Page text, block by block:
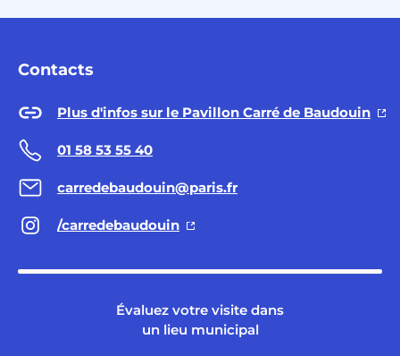
Contacts
Plus d'infos sur le Pavillon Carré de Baudouin
01 58 53 55 40
carredebaudouin@paris.fr
/carredebaudouin
Évaluez votre visite dans
un lieu municipal